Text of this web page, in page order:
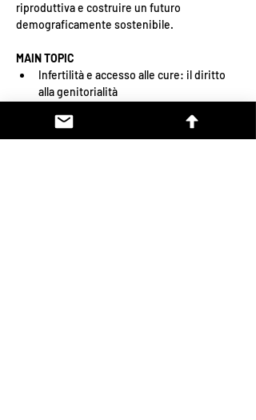
riproduttiva e costruire un futuro
demograficamente sostenibile.
MAIN TOPIC
Infertilità e accesso alle cure: il diritto
alla genitorialità
prevenzione della fertilità
Politiche familiari e sostegno alla